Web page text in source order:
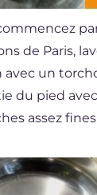
de Paris,
avec un
du pied
assez fines